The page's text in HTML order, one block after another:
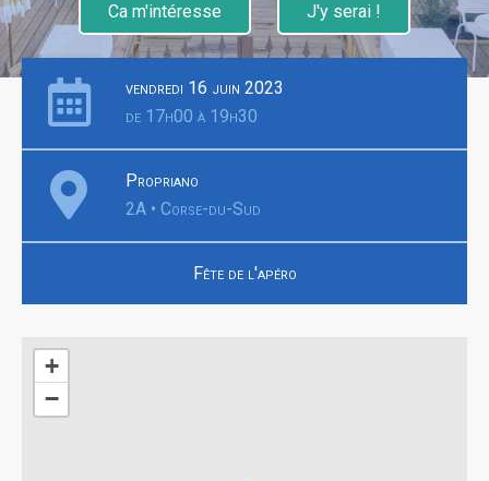
Ca m'intéresse J'y serai !
vendredi 16 juin 2023
de 17h00 à 19h30
Propriano
2A • Corse-du-Sud
Fête de l'apéro
+
−